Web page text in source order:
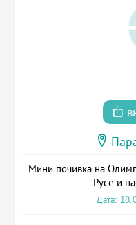
Мини почивка на
Русе и
Дата: